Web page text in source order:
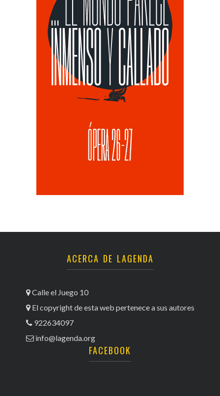
ACERCA DE LAGENDA
Calle el Juego 10
El copyright de esta web pertenece a sus autores
922634097
info@lagenda.org
FACEBOOK